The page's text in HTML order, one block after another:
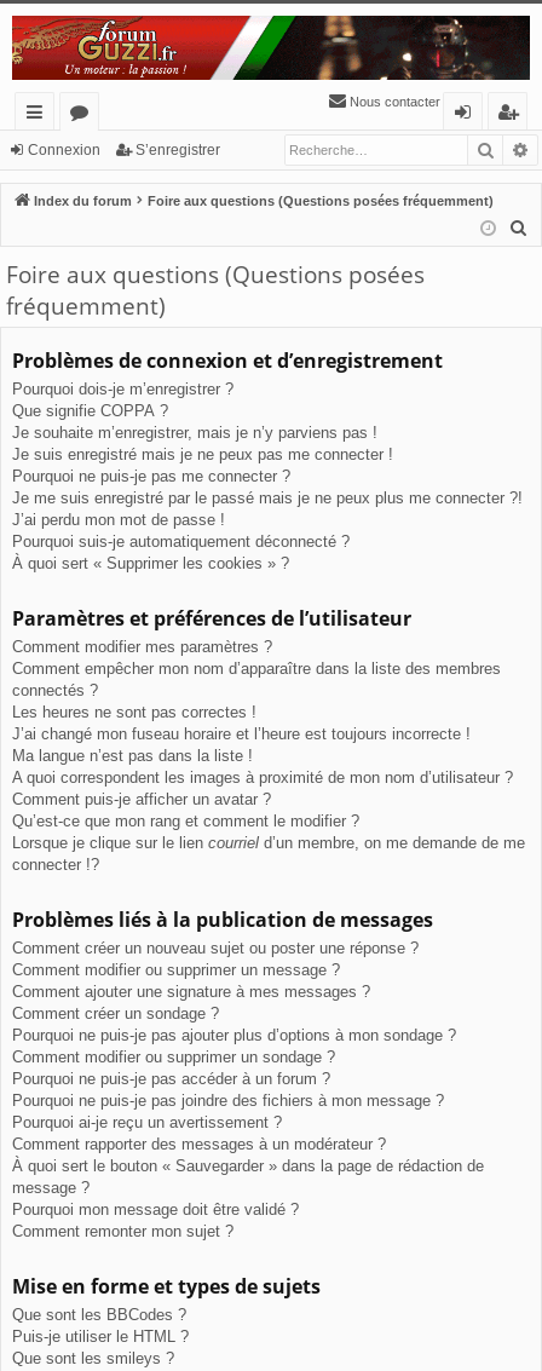
cc
ès
pi
de
or
u
Nous contacter
n
’e
nr
eg
Connexion S’enregistrer
Index du forum
Foire aux questions (Questions posées fréquemment)
Foire aux questions (Questions posées
fréquemment)
Problèmes de connexion et d’enregistrement
Pourquoi dois-je m’enregistrer ?
Que signifie COPPA ?
Je souhaite m’enregistrer, mais je n’y parviens pas !
Je suis enregistré mais je ne peux pas me connecter !
Pourquoi ne puis-je pas me connecter ?
Je me suis enregistré par le passé mais je ne peux plus me connecter ?!
J’ai perdu mon mot de passe !
Pourquoi suis-je automatiquement déconnecté ?
À quoi sert « Supprimer les cookies » ?
Paramètres et préférences de l’utilisateur
Comment modifier mes paramètres ?
Comment empêcher mon nom d’apparaître dans la liste des membres
connectés ?
Les heures ne sont pas correctes !
J’ai changé mon fuseau horaire et l’heure est toujours incorrecte !
Ma langue n’est pas dans la liste !
A quoi correspondent les images à proximité de mon nom d’utilisateur ?
Comment puis-je afficher un avatar ?
Qu’est-ce que mon rang et comment le modifier ?
Lorsque je clique sur le lien courriel d’un membre, on me demande de me
connecter !?
Problèmes liés à la publication de messages
Comment créer un nouveau sujet ou poster une réponse ?
Comment modifier ou supprimer un message ?
Comment ajouter une signature à mes messages ?
Comment créer un sondage ?
Pourquoi ne puis-je pas ajouter plus d’options à mon sondage ?
Comment modifier ou supprimer un sondage ?
Pourquoi ne puis-je pas accéder à un forum ?
Pourquoi ne puis-je pas joindre des fichiers à mon message ?
Pourquoi ai-je reçu un avertissement ?
Comment rapporter des messages à un modérateur ?
À quoi sert le bouton « Sauvegarder » dans la page de rédaction de
message ?
Pourquoi mon message doit être validé ?
Comment remonter mon sujet ?
Mise en forme et types de sujets
Que sont les BBCodes ?
Puis-je utiliser le HTML ?
Que sont les smileys ?